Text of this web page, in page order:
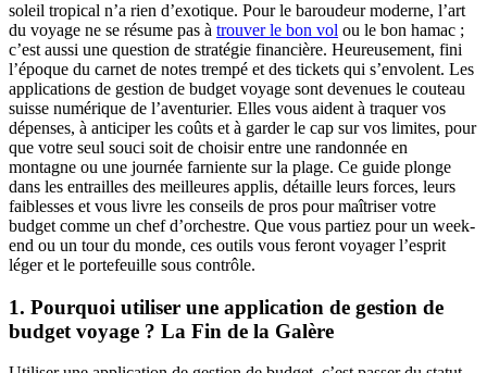
soleil tropical n’a rien d’exotique. Pour le baroudeur moderne, l’art
du voyage ne se résume pas à trouver le bon vol ou le bon hamac ;
c’est aussi une question de stratégie financière. Heureusement, fini
l’époque du carnet de notes trempé et des tickets qui s’envolent. Les
applications de gestion de budget voyage sont devenues le couteau
suisse numérique de l’aventurier. Elles vous aident à traquer vos
dépenses, à anticiper les coûts et à garder le cap sur vos limites, pour
que votre seul souci soit de choisir entre une randonnée en
montagne ou une journée farniente sur la plage. Ce guide plonge
dans les entrailles des meilleures applis, détaille leurs forces, leurs
faiblesses et vous livre les conseils de pros pour maîtriser votre
budget comme un chef d’orchestre. Que vous partiez pour un week-
end ou un tour du monde, ces outils vous feront voyager l’esprit
léger et le portefeuille sous contrôle.
1. Pourquoi utiliser une application de gestion de
budget voyage ? La Fin de la Galère